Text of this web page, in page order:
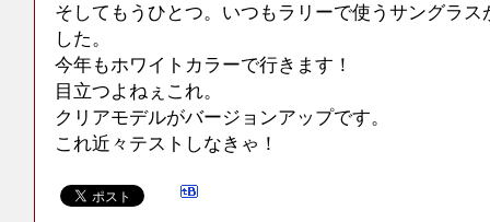
そしてもうひとつ。いつもラリーで使うサングラ
した。
今年もホワイトカラーで行きます！
目立つよねぇこれ。
クリアモデルがバージョンアップです。
これ近々テストしなきゃ！